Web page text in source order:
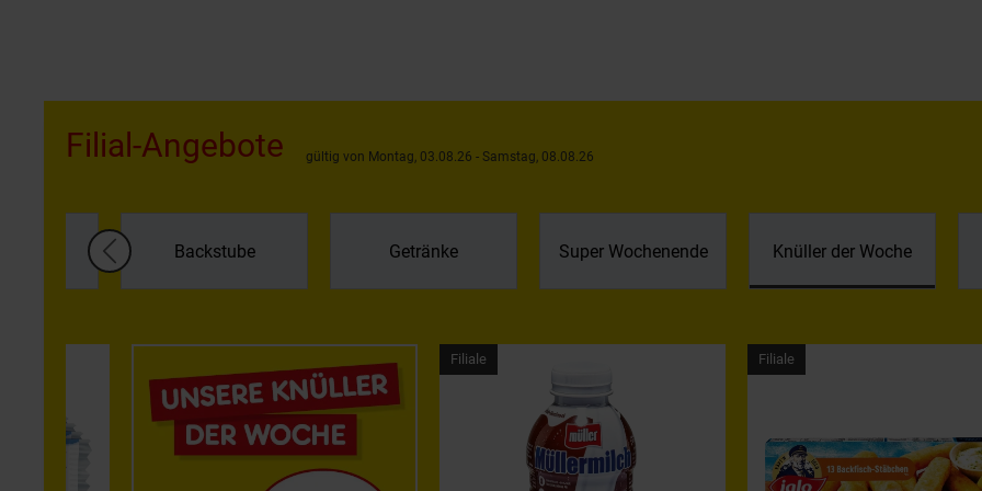
Filial-Angebote gültig von Montag, 03.08.26 - Samstag, 08.08.26
Backstube Getränke Super Wochenende Knüller der Woche
Filiale Filiale